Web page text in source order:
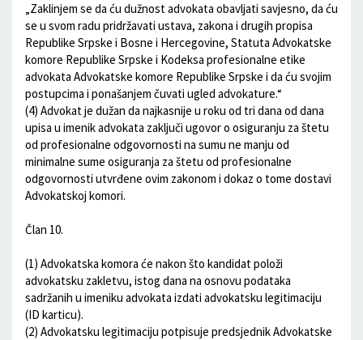
„Zaklinjem se da ću dužnost advokata obavljati savjesno, da ću
se u svom radu pridržavati ustava, zakona i drugih propisa
Republike Srpske i Bosne i Hercegovine, Statuta Advokatske
komore Republike Srpske i Kodeksa profesionalne etike
advokata Advokatske komore Republike Srpske i da ću svojim
postupcima i ponašanjem čuvati ugled advokature.“
(4) Advokat je dužan da najkasnije u roku od tri dana od dana
upisa u imenik advokata zaključi ugovor o osiguranju za štetu
od profesionalne odgovornosti na sumu ne manju od
minimalne sume osiguranja za štetu od profesionalne
odgovornosti utvrđene ovim zakonom i dokaz o tome dostavi
Advokatskoj komori.
Član 10.
(1) Advokatska komora će nakon što kandidat položi
advokatsku zakletvu, istog dana na osnovu podataka
sadržanih u imeniku advokata izdati advokatsku legitimaciju
(ID karticu).
(2) Advokatsku legitimaciju potpisuje predsjednik Advokatske